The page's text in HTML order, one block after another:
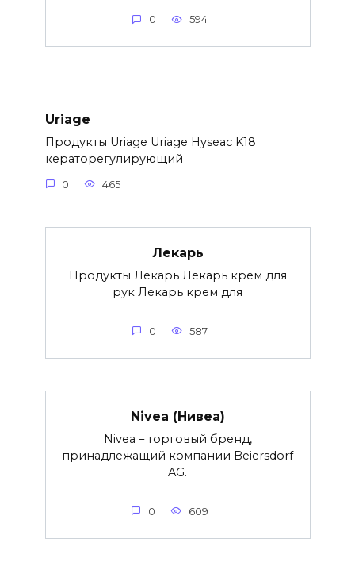
0 594
Uriage
Продукты Uriage Uriage Hyseac K18
кераторегулирующий
0 465
Лекарь
Продукты Лекарь Лекарь крем для
рук Лекарь крем для
0 587
Nivea (Нивеа)
Nivea – торговый бренд,
принадлежащий компании Beiersdorf
AG.
0 609